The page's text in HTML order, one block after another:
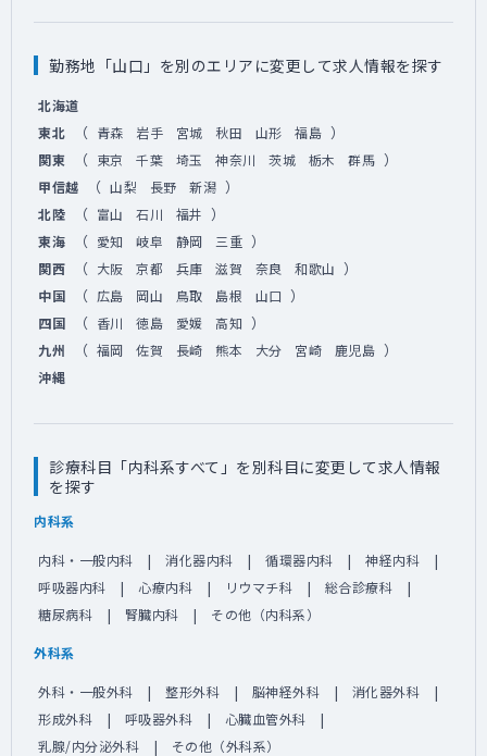
勤務地「山口」を別のエリアに変更して求人情報を探す
北海道
東北
（ 青森 岩手 宮城 秋田 山形 福島 ）
関東 （ 東京 千葉 埼玉 神奈川 茨城 栃木 群馬 ）
甲信越 （ 山梨 長野 新潟 ）
北陸 （ 富山 石川 福井 ）
東海 （ 愛知 岐阜 静岡 三重 ）
関西 （ 大阪 京都 兵庫 滋賀 奈良 和歌山 ）
中国 （ 広島 岡山 鳥取 島根 山口 ）
四国 （ 香川 徳島 愛媛 高知 ）
九州 （ 福岡 佐賀 長崎 熊本 大分 宮崎 鹿児島 ）
沖縄
診療科目「内科系すべて」を別科目に変更して求人情報
を探す
内科系
内科・一般内科 消化器内科 循環器内科
神経内科
呼吸器内科
心療内科 リウマチ科
総合診療科
糖尿病科
腎臓内科 その他（内科系）
外科系
外科・一般外科 整形外科 脳神経外科
消化器外科
形成外科
呼吸器外科
心臓血管外科
乳腺/内分泌外科
その他（外科系）